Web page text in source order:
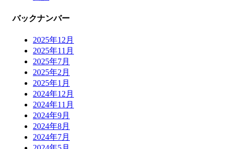
バックナンバー
2025年12月
2025年11月
2025年7月
2025年2月
2025年1月
2024年12月
2024年11月
2024年9月
2024年8月
2024年7月